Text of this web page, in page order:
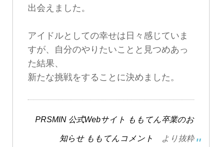
出会えました。
アイドルとしての幸せは日々感じていま
すが、自分のやりたいことと見つめあっ
た結果、
新たな挑戦をすることに決めました。
PRSMIN 公式Webサイト ももてん卒業のお
知らせ ももてんコメント より抜粋